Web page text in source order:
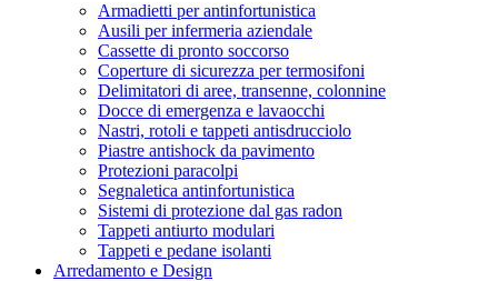
Armadietti per antinfortunistica
Ausili per infermeria aziendale
Cassette di pronto soccorso
Coperture di sicurezza per termosifoni
Delimitatori di aree, transenne, colonnine
Docce di emergenza e lavaocchi
Nastri, rotoli e tappeti antisdrucciolo
Piastre antishock da pavimento
Protezioni paracolpi
Segnaletica antinfortunistica
Sistemi di protezione dal gas radon
Tappeti antiurto modulari
Tappeti e pedane isolanti
Arredamento e Design